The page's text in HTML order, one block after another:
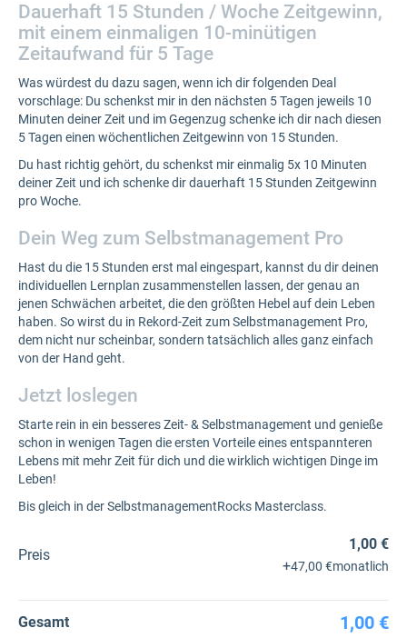
Dauerhaft 15 Stunden / Woche Zeitgewinn,
mit einem einmaligen 10-minütigen
Zeitaufwand für 5 Tage
Was würdest du dazu sagen, wenn ich dir folgenden Deal
vorschlage: Du schenkst mir in den nächsten 5 Tagen jeweils 10
Minuten deiner Zeit und im Gegenzug schenke ich dir nach diesen
5 Tagen einen wöchentlichen Zeitgewinn von 15 Stunden.
Du hast richtig gehört, du schenkst mir einmalig 5x 10 Minuten
deiner Zeit und ich schenke dir dauerhaft 15 Stunden Zeitgewinn
pro Woche.
Dein Weg zum Selbstmanagement Pro
Hast du die 15 Stunden erst mal eingespart, kannst du dir deinen
individuellen Lernplan zusammenstellen lassen, der genau an
jenen Schwächen arbeitet, die den größten Hebel auf dein Leben
haben. So wirst du in Rekord-Zeit zum Selbstmanagement Pro,
dem nicht nur scheinbar, sondern tatsächlich alles ganz einfach
von der Hand geht.
Jetzt loslegen
Starte rein in ein besseres Zeit- & Selbstmanagement und genieße
schon in wenigen Tagen die ersten Vorteile eines entspannteren
Lebens mit mehr Zeit für dich und die wirklich wichtigen Dinge im
Leben!
Bis gleich in der SelbstmanagementRocks Masterclass.
Preis
1,00 €
+47,00 €monatlich
Gesamt 1,00 €